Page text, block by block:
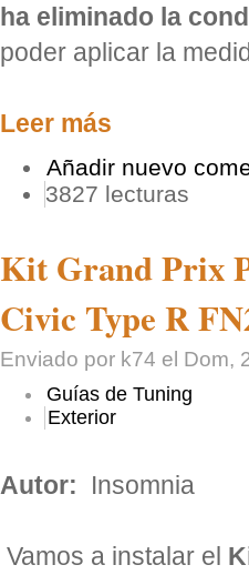
ha eliminado la
poder aplicar la
Leer más
Añadir nuevo
3827 lecturas
Kit Grand Prix
Civic Type R
Enviado por k74 el Dom,
Guías de Tuning
Exterior
Autor: Insomnia
Vamos a instalar el